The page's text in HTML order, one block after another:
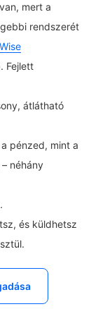
mert a
rendszerét
Wise
Fejlett
átlátható
pénzed, mint a
néhány
és küldhetsz